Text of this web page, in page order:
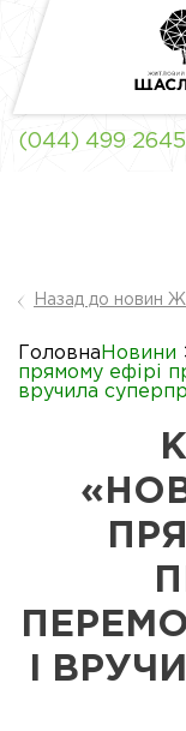
(044) 499 2645
Назад до новин
Головна Новини
прямому ефірі
вручила
І